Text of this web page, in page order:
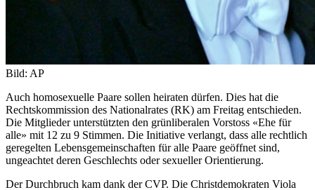
Bild: AP
Auch homo­sexuelle Paare sollen heiraten dürfen. Dies hat die
Rechtskommission des Nationalrates (RK) am Freitag entschieden.
Die Mitglieder unterstützten den grünliberalen Vorstoss «Ehe für
alle» mit 12 zu 9 Stimmen. Die Ini­tiative verlangt, dass alle rechtlich
geregelten Lebensgemeinschaften für alle Paare geöffnet sind,
ungeachtet deren Geschlechts oder sexueller Orientierung.
Der Durchbruch kam dank der CVP. Die Christde­mokraten Viola